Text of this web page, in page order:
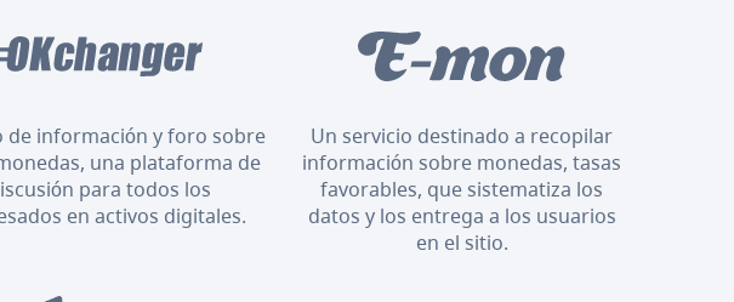
de información y foro sobre
una plataforma de
para todos los
en activos digitales.
Un servicio destinado a recopilar
información sobre monedas, tasas
favorables, que sistematiza los
datos y los entrega a los usuarios
en el sitio.